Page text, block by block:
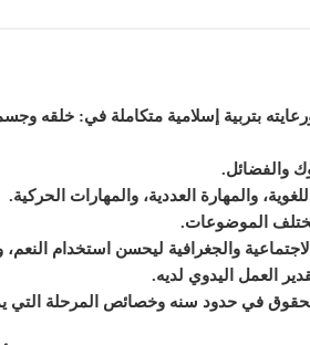
بتربية إسلامية متكاملة في: خلقه
والفضائل.
والمهارة العددية، والمهارات الحركية.
الموضوعات.
والجغرافية ليحسن استخدام النعم،
العمل اليدوي لديه.
في حدود سنه وخصائص المرحلة التي ي